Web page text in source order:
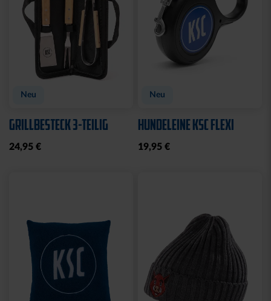
Neu
GRILLBESTECK 3-TEILIG
24,95 €
Neu
HUNDELEINE KSC FLEXI
19,95 €